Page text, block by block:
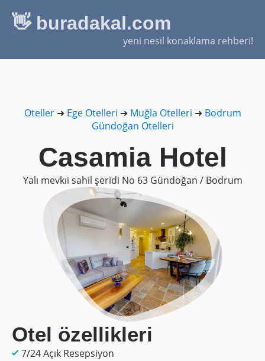
👋 buradakal.com
yeni nesil konaklama rehberi!
Oteller➜ Ege Otelleri ➜ Muğla Otelleri ➜ Bodrum
Gündoğan Otelleri
Casamia Hotel
Yalı mevkıi sahil şeridi No 63 Gündoğan / Bodrum
Otel özellikleri
7/24 Açık Resepsiyon